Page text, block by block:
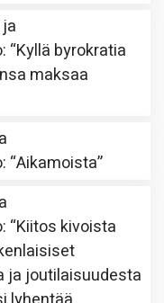
: “Kyllä byrokratia
maksaa
: “Aikamoista”
: “Kiitos kivoista
ja joutilaisuudesta